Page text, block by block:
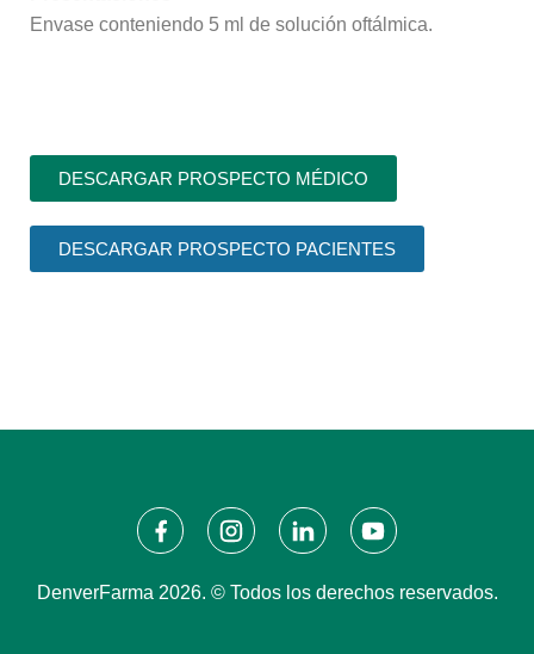
Envase conteniendo 5 ml de solución oftálmica.
DESCARGAR PROSPECTO MÉDICO
DESCARGAR PROSPECTO PACIENTES
DenverFarma 2026. © Todos los derechos reservados.